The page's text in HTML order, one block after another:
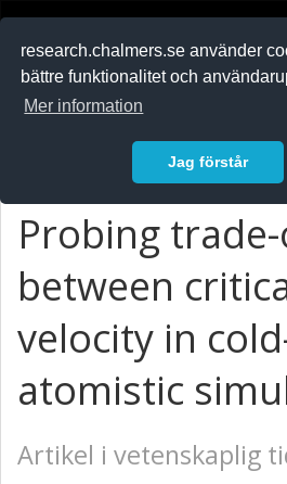
research.chalmers.se använder
bättre funktionalitet och
Mer information
Jag förstår
Probing
between
velocity in
atomistic
Artikel i vetenskaplig